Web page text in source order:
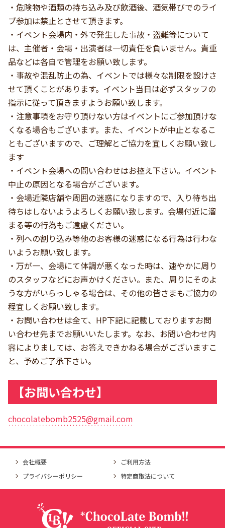
・危険物や酒類の持ち込み及び飲酒後、酒気帯びでのライ
ブ参加は禁止とさせて頂きます。
・イベント会場内・外で発生した事故・盗難等について
は、主催者・会場・出演者は一切責任を負いません。貴重
品などは各自で管理をお願い致します。
・事故や混乱防止の為、イベントでは様々な制限を設けさ
せて頂くことがあります。イベント当日は必ずスタッフの
指示に従って頂きますようお願い致します。
・注意事項をお守り頂けない方はイベントにご参加頂けな
くなる場合もございます。また、イベントが中止となるこ
ともございますので、ご理解とご協力を宜しくお願い致し
ます
・イベント会場への問い合わせはお控え下さい。イベント
中止の原因となる場合がございます。
・会場近隣店舗や周囲の迷惑になりますので、入り待ち出
待ちはしないようよろしくお願い致します。会場付近に溜
まる等の行為もご遠慮ください。
・列への割り込み等他のお客様の迷惑になる行為は行わな
いようお願い致します。
・万が一、会場にて体調が悪くなった時は、速やかに周り
のスタッフなどにお声かけください。また、周りにそのよ
うな方がいらっしゃる場合は、その他の皆さまもご協力の
程宜しくお願い致します。
・お問い合わせは全て、HP下記に記載しておりますお問
い合わせ先までお願いいたします。なお、お問い合わせ内
容によりましては、お答えできかねる場合がございますこ
と、予めご了承下さい。
【お問い合わせ】
chocolatebomb2525@gmail.com
会社概要
ご利用方法
プライバシーポリシー
特定商取法について